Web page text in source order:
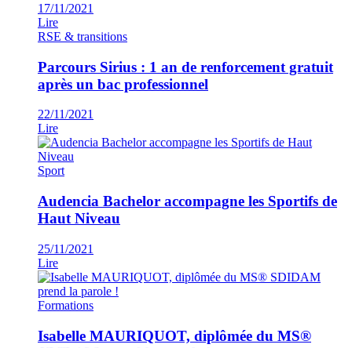
17/11/2021
Lire
RSE & transitions
Parcours Sirius : 1 an de renforcement gratuit
après un bac professionnel
22/11/2021
Lire
Sport
Audencia Bachelor accompagne les Sportifs de
Haut Niveau
25/11/2021
Lire
Formations
Isabelle MAURIQUOT, diplômée du MS®